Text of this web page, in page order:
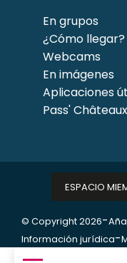
En grupos
¿Cómo llegar?
Webcams
En imágenes
Aplicaciones
Pass' Châteaux
© Copyright 2026-
Información jurídica-
ESPACIO